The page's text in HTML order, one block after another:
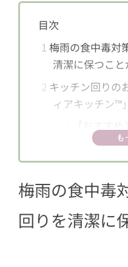
目次
1 梅雨の食中毒対
清潔に保つこ
2 キッチン回りの
ィアキッチン™
着フック
2.2【おすすめ
面テープ耐
【おすす
リ™テープ
も
梅雨の食中毒
回りを清潔に